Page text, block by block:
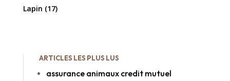
Lapin (17)
ARTICLES LES PLUS LUS
assurance animaux credit mutuel